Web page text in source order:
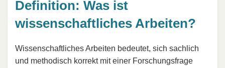
Definition: Was ist
wissenschaftliches Arbeiten?
Wissenschaftliches Arbeiten bedeutet, sich sachlich
und methodisch korrekt mit einer Forschungsfrage